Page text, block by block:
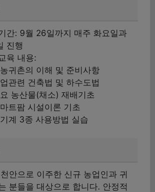
간: 9월 26일까지 매주 화요일과
진행
육 내용:
귀촌의 이해 및 준비사항
관련 건축법 및 하수도법
농산물(채소) 재배기초
트팜 시설이론 기초
계 3종 사용방법 실습
안으로 이주한 신규 농업인과 귀
분들을 대상으로 합니다. 안정적